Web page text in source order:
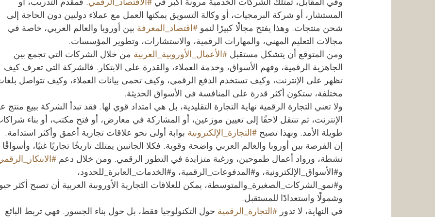
المستشار، أو شركة البرمجيات، أو وكالة التسويق يمكنها العمل مع عملاء دوليين دون الحاجة إلى
شحن منتجات. وهذا يفتح مجالًا كبيرًا لنمو #اقتصاد_المعرفة بين أوروبا والعالم العربي، خاصة في
مجالات التعليم المهني، والمهارات الرقمية، والاستشارات، وتطوير المؤسسات.
ومن المتوقع أن يتشكل مستقبل #الأعمال_الأوروبية_العربية من خلال الشركات التي تجمع بين
الجاهزية الرقمية، وفهم الأسواق، وخدمة العملاء، والقدرة على الابتكار. فالشركة التي تعرف كيف
تظهر على الإنترنت، وكيف تستخدم الدفع الرقمي، وكيف تحمي بيانات العملاء، وكيف تتواصل
مختلفة، ستكون أكثر قدرة على المنافسة في الأسواق الحديثة.
ولا تعني التجارة الرقمية نهاية التجارة التقليدية، بل هي امتداد قوي لها. فقد تبدأ الشركة ببيع منتج
الإنترنت، ثم تنتقل لاحقًا إلى تعيين موزعين، أو المشاركة في معارض، أو فتح مكتب، أو بناء
طويلة الأمد. وبهذا تصبح #التجارة_الإلكترونية بوابة أولى نحو علاقات تجارية أعمق وأكثر استدامة.
إن الفرصة بين أوروبا والعالم العربي واضحة وقوية. فكلا الجانبين يمتلك تاريخًا تجاريًا غنيًا، وأسواقًا
نشطة، ورواد أعمال طموحين، ورغبة متزايدة في التطور الرقمي. ومن خلال دعم
و#الأسواق_الإلكترونية، و#المدفوعات_الرقمية، و#الخدمات_العابرة_للحدود،
و#نمو_الشركات_الصغيرة_والمتوسطة، يمكن للعلاقات التجارية الأوروبية العربية أن تصبح أكثر
وشمولًا واستعدادًا للمستقبل.
في النهاية، لا تدور #التجارة_الرقمية حول التكنولوجيا فقط، بل حول بناء الجسور. فهي تربط البائع